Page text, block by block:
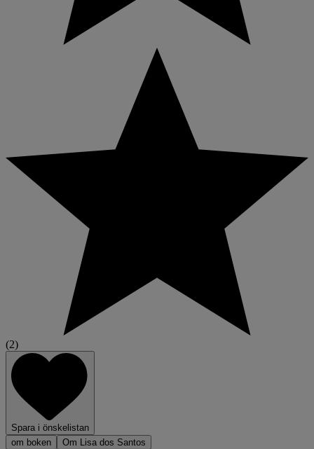
(2)
Spara i önskelistan
om boken
Om Lisa dos Santos